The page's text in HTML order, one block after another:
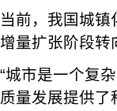
当前，我国城
增量扩张阶段转
“城市是一个复
质量发展提供了